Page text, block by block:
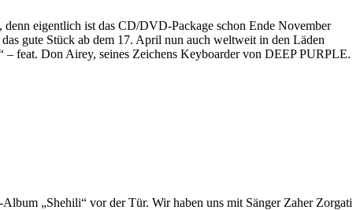
eigentlich ist das CD/DVD-Package schon Ende November
gute Stück ab dem 17. April nun auch weltweit in den Läden
– feat. Don Airey, seines Zeichens Keyboarder von DEEP PURPLE.
„Shehili“ vor der Tür. Wir haben uns mit Sänger Zaher Zorgati